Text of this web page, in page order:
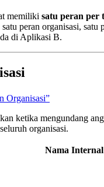
memiliki satu peran per
peran organisasi, satu
di Aplikasi B.
Organisasi”
ketika mengundang
organisasi.
Nama Internal